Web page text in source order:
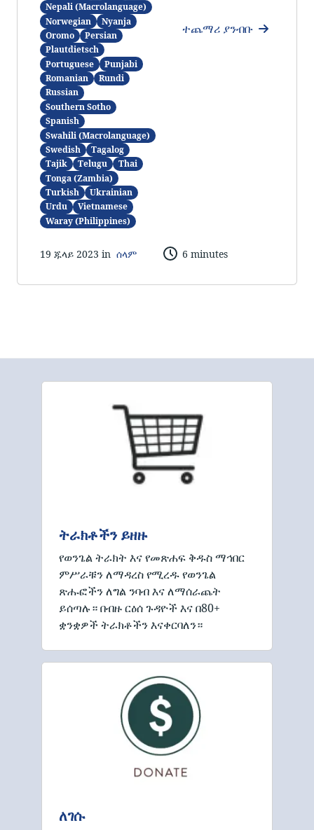
Nepali (Macrolanguage)
Norwegian
Nyanja
Oromo
Persian
Plautdietsch
Portuguese
Punjabi
Romanian
Rundi
Russian
Southern Sotho
Spanish
Swahili (Macrolanguage)
Swedish
Tagalog
Tajik
Telugu
Thai
Tonga (Zambia)
Turkish
Ukrainian
Urdu
Vietnamese
Waray (Philippines)
ተጨማሪ ያንብቡ
19 ጁላይ 2023 in ሰላም 6 minutes
ትራክቶችን ይዘዙ
የወንጌል ትራክት እና የመጽሐፍ ቅዱስ ማኅበር
ምሥራቹን ለማዳረስ የሚረዱ የወንጌል
ጽሑፎችን ለግል ንባብ እና ለማሰራጨት
ይሰጣሉ። በብዙ ርዕሰ ጉዳዮች እና በ80+
ቋንቋዎች ትራክቶችን እናቀርባለን።
ለገሱ